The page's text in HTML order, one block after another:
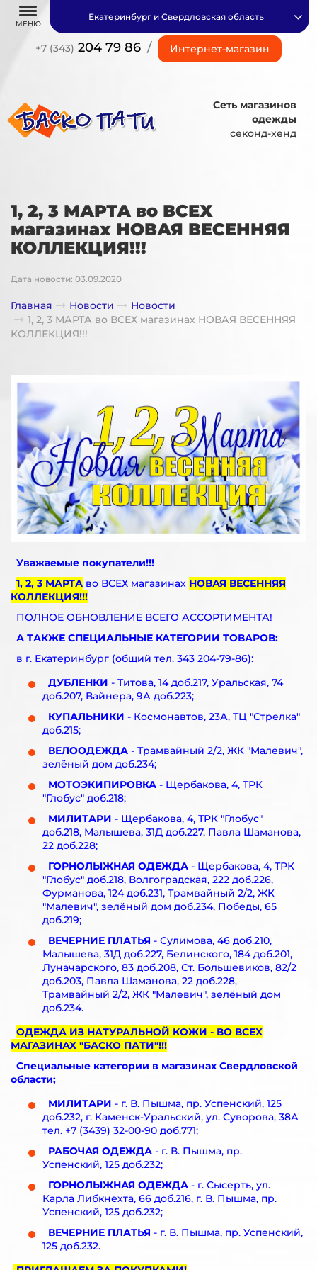
МЕНЮ
+7 (343) 204 79 86 / Интернет-магазин
Екатеринбург и Свердловская область
Сеть магазинов
одежды
секонд-хенд
1, 2, 3 МАРТА во ВСЕХ
магазинах НОВАЯ ВЕСЕННЯЯ
КОЛЛЕКЦИЯ!!!
Дата новости: 03.09.2020
Главная Новости
Новости
1, 2, 3 МАРТА во ВСЕХ магазинах НОВАЯ ВЕСЕННЯЯ
КОЛЛЕКЦИЯ!!!
Уважаемые покупатели!!!
1, 2, 3 МАРТА во ВСЕХ магазинах НОВАЯ ВЕСЕННЯЯ
КОЛЛЕКЦИЯ!!!
ПОЛНОЕ ОБНОВЛЕНИЕ ВСЕГО АССОРТИМЕНТА!
А ТАКЖЕ СПЕЦИАЛЬНЫЕ КАТЕГОРИИ ТОВАРОВ:
в г. Екатеринбург (общий тел. 343 204-79-86):
ДУБЛЕНКИ - Титова, 14 доб.217, Уральская, 74
доб.207, Вайнера, 9А доб.223;
КУПАЛЬНИКИ - Космонавтов, 23А, ТЦ "Стрелка"
доб.215;
ВЕЛООДЕЖДА - Трамвайный 2/2, ЖК "Малевич",
зелёный дом доб.234;
МОТОЭКИПИРОВКА - Щербакова, 4, ТРК
"Глобус" доб.218;
МИЛИТАРИ - Щербакова, 4, ТРК "Глобус"
доб.218, Малышева, 31Д доб.227, Павла Шаманова,
22 доб.228;
ГОРНОЛЫЖНАЯ ОДЕЖДА - Щербакова, 4, ТРК
"Глобус" доб.218, Волгоградская, 222 доб.226,
Фурманова, 124 доб.231, Трамвайный 2/2, ЖК
"Малевич", зелёный дом доб.234, Победы, 65
доб.219;
ВЕЧЕРНИЕ ПЛАТЬЯ - Сулимова, 46 доб.210,
Малышева, 31Д доб.227, Белинского, 184 доб.201,
Луначарского, 83 доб.208, Ст. Большевиков, 82/2
доб.203, Павла Шаманова, 22 доб.228,
Трамвайный 2/2, ЖК "Малевич", зелёный дом
доб.234.
ОДЕЖДА ИЗ НАТУРАЛЬНОЙ КОЖИ - ВО ВСЕХ
МАГАЗИНАХ "БАСКО ПАТИ"!!!
Специальные категории в магазинах Свердловской
области;
МИЛИТАРИ - г. В. Пышма, пр. Успенский, 125
доб.232, г. Каменск-Уральский, ул. Суворова, 38А
тел. +7 (3439) 32-00-90 доб.771;
РАБОЧАЯ ОДЕЖДА - г. В. Пышма, пр.
Успенский, 125 доб.232;
ГОРНОЛЫЖНАЯ ОДЕЖДА - г. Сысерть, ул.
Карла Либкнехта, 66 доб.216, г. В. Пышма, пр.
Успенский, 125 доб.232;
ВЕЧЕРНИЕ ПЛАТЬЯ - г. В. Пышма, пр. Успенский,
125 доб.232.